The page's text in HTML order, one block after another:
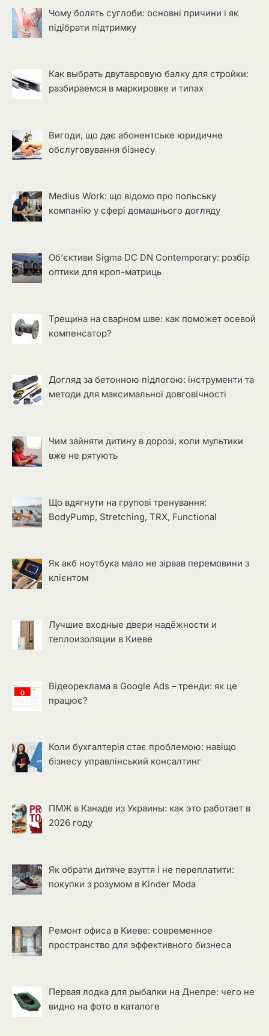
Чому болять суглоби: основні причини і як
підібрати підтримку
Как выбрать двутавровую балку для стройки:
разбираемся в маркировке и типах
Вигоди, що дає абонентське юридичне
обслуговування бізнесу
Medius Work: що відомо про польську
компанію у сфері домашнього догляду
Об’єктиви Sigma DC DN Contemporary: розбір
оптики для кроп-матриць
Трещина на сварном шве: как поможет осевой
компенсатор?
Догляд за бетонною підлогою: інструменти та
методи для максимальної довговічності
Чим зайняти дитину в дорозі, коли мультики
вже не рятують
Що вдягнути на групові тренування:
BodyPump, Stretching, TRX, Functional
Як акб ноутбука мало не зірвав перемовини з
клієнтом
Лучшие входные двери надёжности и
теплоизоляции в Киеве
Відеореклама в Google Ads – тренди: як це
працює?
Коли бухгалтерія стає проблемою: навіщо
бізнесу управлінський консалтинг
ПМЖ в Канаде из Украины: как это работает в
2026 году
Як обрати дитяче взуття і не переплатити:
покупки з розумом в Kinder Moda
Ремонт офиса в Киеве: современное
пространство для эффективного бизнеса
Первая лодка для рыбалки на Днепре: чего не
видно на фото в каталоге